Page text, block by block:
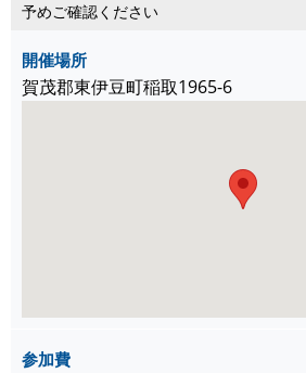
予めご確認ください
開催場所
賀茂郡東伊豆町稲取1965-6
参加費